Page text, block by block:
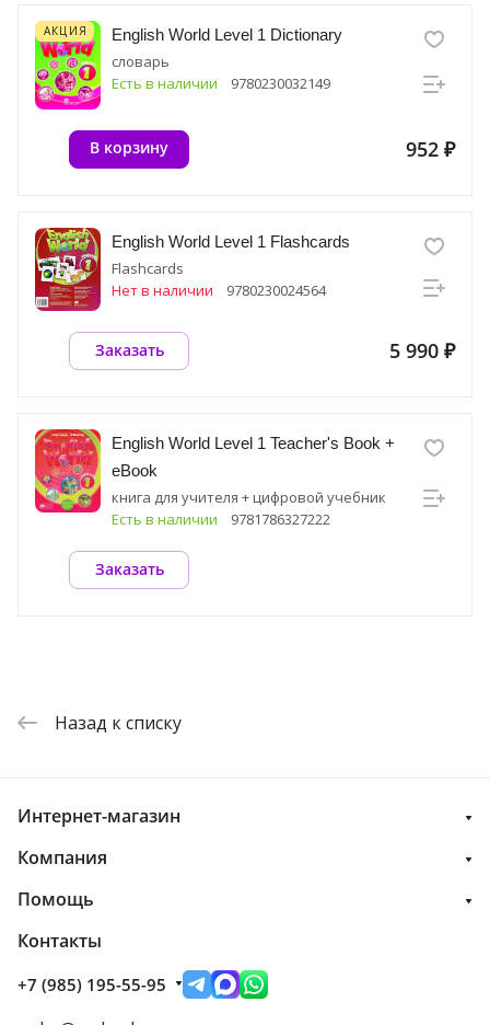
АКЦИЯ English World Level 1 Dictionary
словарь
Есть в наличии
9780230032149
952 ₽
В корзину
English World Level 1 Flashcards
Flashcards
Нет в наличии
9780230024564
5 990 ₽
Заказать
English World Level 1 Teacher's Book +
eBook
книга для учителя + цифровой учебник
Есть в наличии
9781786327222
Заказать
Назад к списку
Интернет-магазин
Компания
Помощь
Контакты
+7 (985) 195-55-95